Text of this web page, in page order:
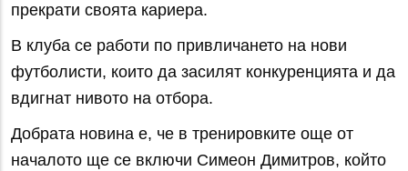
прекрати своята кариера.
В клуба се работи по привличането на нови
футболисти, които да засилят конкуренцията и да
вдигнат нивото на отбора.
Добрата новина е, че в тренировките още от
началото ще се включи Симеон Димитров, който